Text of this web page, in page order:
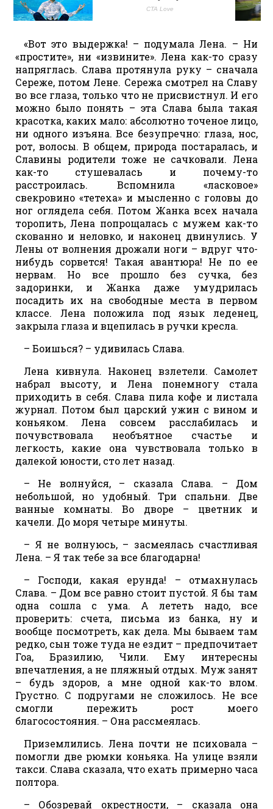
«Вот это выдержка! – подумала Лена. – Ни
«простите», ни «извините». Лена как-то сразу
напряглась. Слава протянула руку – сначала
Сереже, потом Лене. Сережа смотрел на Славу
во все глаза, только что не присвистнул. И его
можно было понять – эта Слава была такая
красотка, каких мало: абсолютно точеное лицо,
ни одного изъяна. Все безупречно: глаза, нос,
рот, волосы. В общем, природа постаралась, и
Славины родители тоже не сачковали. Лена
как-то стушевалась и почему-то
расстроилась. Вспомнила «ласковое»
свекровино «тетеха» и мысленно с головы до
ног оглядела себя. Потом Жанка всех начала
торопить, Лена попрощалась с мужем как-то
скованно и неловко, и наконец двинулись. У
Лены от волнения дрожали ноги – вдруг что-
нибудь сорвется! Такая авантюра! Не по ее
нервам. Но все прошло без сучка, без
задоринки, и Жанка даже умудрилась
посадить их на свободные места в первом
классе. Лена положила под язык леденец,
закрыла глаза и вцепилась в ручки кресла.
– Боишься? – удивилась Слава.
Лена кивнула. Наконец взлетели. Самолет
набрал высоту, и Лена понемногу стала
приходить в себя. Слава пила кофе и листала
журнал. Потом был царский ужин с вином и
коньяком. Лена совсем расслабилась и
почувствовала необъятное счастье и
легкость, какие она чувствовала только в
далекой юности, сто лет назад.
– Не волнуйся, – сказала Слава. – Дом
небольшой, но удобный. Три спальни. Две
ванные комнаты. Во дворе – цветник и
качели. До моря четыре минуты.
– Я не волнуюсь, – засмеялась счастливая
Лена. – Я так тебе за все благодарна!
– Господи, какая ерунда! – отмахнулась
Слава. – Дом все равно стоит пустой. Я бы там
одна сошла с ума. А лететь надо, все
проверить: счета, письма из банка, ну и
вообще посмотреть, как дела. Мы бываем там
редко, сын тоже туда не ездит – предпочитает
Гоа, Бразилию, Чили. Ему интересны
впечатления, а не пляжный отдых. Муж занят
– будь здоров, а мне одной как-то влом.
Грустно. С подругами не сложилось. Не все
смогли пережить рост моего
благосостояния. – Она рассмеялась.
Приземлились. Лена почти не психовала –
помогли две рюмки коньяка. На улице взяли
такси. Слава сказала, что ехать примерно часа
полтора.
– Обозревай окрестности, – сказала она